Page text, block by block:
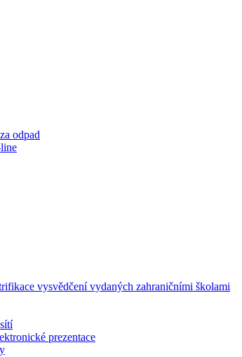
odpad
vysvědčení vydaných zahraničními školami
prezentace